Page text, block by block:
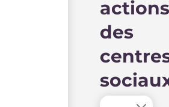
actions
des